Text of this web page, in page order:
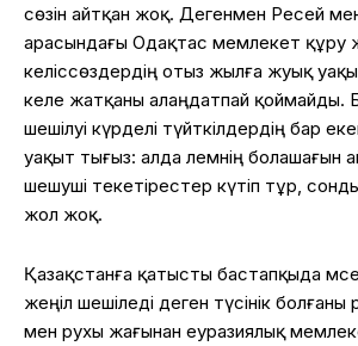
сөзін айтқан жоқ. Дегенмен Ресей
арасындағы Одақтас мемлекет құру
келіссөздердің отыз жылға жуық
келе жатқаны алаңдатпай қоймайды.
шешілуі күрделі түйткілдердің бар
уақыт тығыз: алда әлемнің болашағын
шешуші текетірестер күтіп тұр,
жол жоқ.
Қазақстанға қатысты бастапқыда
жеңіл шешіледі деген түсінік болғаны
мен рухы жағынан еуразиялық